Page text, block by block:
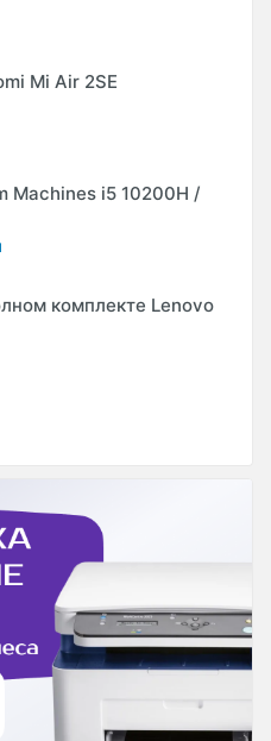
Mi Air 2SE
Machines i5 10200H /
комплекте Lenovo